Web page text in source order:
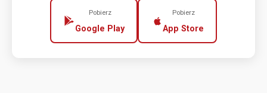
Pobierz
Google Play
Pobierz
App Store